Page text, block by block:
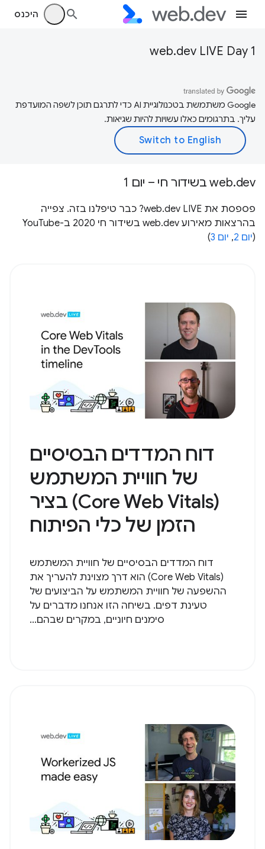
היכנס
web.dev LIVE Day 1
‫Google משתמשת בטכנולוגיית AI כדי לתרגם תוכן לשפה המועדפת
עליך. בתרגומים כאלו עשויות להיות שגיאות.
web.dev בשידור חי – יום 1
פספסת את web.dev LIVE? כבר טיפלנו בזה. צפייה
בהרצאות מאירוע web.dev בשידור חי 2020 ב-YouTube
(יום 2 , יום 3 )
דוח המדדים הבסיסיים
של חוויית המשתמש
(Core Web Vitals) בציר
הזמן של כלי הפיתוח
דוח המדדים הבסיסיים של חוויית המשתמש
(Core Web Vitals) הוא דרך מצוינת להעריך את
ההשפעה של חוויית המשתמש על הביצועים של
טעינת דפים. בשיחה הזו אנחנו מדברים על
סימנים חיוניים, במקרים שבהם...